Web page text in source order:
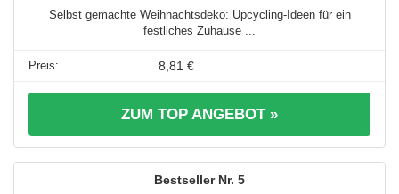
Selbst gemachte Weihnachtsdeko: Upcycling-Ideen für ein
festliches Zuhause ...
8,81 €
ZUM TOP ANGEBOT »
5